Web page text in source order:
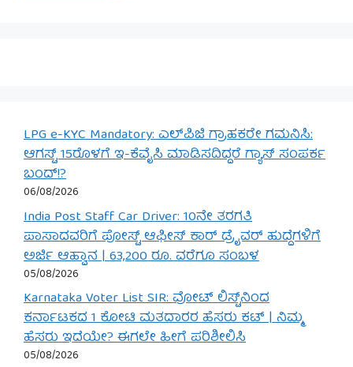
LPG e-KYC Mandatory: ಎಲ್‌ಪಿಜಿ ಗ್ರಾಹಕರೇ ಗಮನಿಸಿ:
ಆಗಸ್ಟ್ 15ರೊಳಗೆ ಇ-ಕೆವೈಸಿ ಮಾಡಿಸದಿದ್ದರೆ ಗ್ಯಾಸ್ ಸಂಪರ್ಕ
ಬಂದ್!?
06/08/2026
India Post Staff Car Driver: 10ನೇ ತರಗತಿ
ಪಾಸಾದವರಿಗೆ ಪೋಸ್ಟ್ ಆಫೀಸ್ ಕಾರ್ ಡ್ರೈವರ್ ಹುದ್ದೆಗಳಿಗೆ
ಅರ್ಜಿ ಆಹ್ವಾನ | 63,200 ರೂ. ವರೆಗೂ ಸಂಬಳ
05/08/2026
Karnataka Voter List SIR: ವೋಟ್ ಲಿಸ್ಟ್‌ನಿಂದ
ಕರ್ನಾಟಕದ 1 ಕೋಟಿ ಮತದಾರರ ಹೆಸರು ಕಟ್ | ನಿಮ್ಮ
ಹೆಸರು ಇದೆಯೇ? ಈಗಲೇ ಹೀಗೆ ಪರಿಶೀಲಿಸಿ
05/08/2026